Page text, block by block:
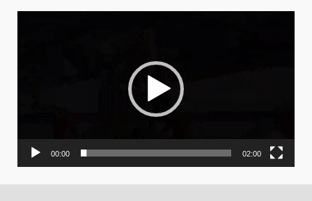
00:00 02:00